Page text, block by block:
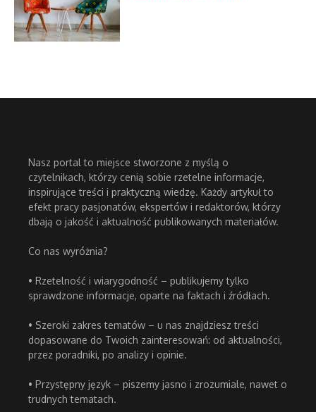
Nasz portal to miejsce stworzone z myślą o
czytelnikach, którzy cenią sobie rzetelne informacje,
inspirujące treści i praktyczną wiedzę. Każdy artykuł to
efekt pracy pasjonatów, ekspertów i redaktorów, którzy
dbają o jakość i aktualność publikowanych materiałów.
Co nas wyróżnia?
• Rzetelność i wiarygodność – publikujemy tylko
sprawdzone informacje, oparte na faktach i źródłach.
• Szeroki zakres tematów – u nas znajdziesz treści
dopasowane do Twoich zainteresowań: od aktualności,
przez poradniki, po analizy i opinie.
• Przystępny język – piszemy jasno i zrozumiale, nawet o
trudnych tematach.